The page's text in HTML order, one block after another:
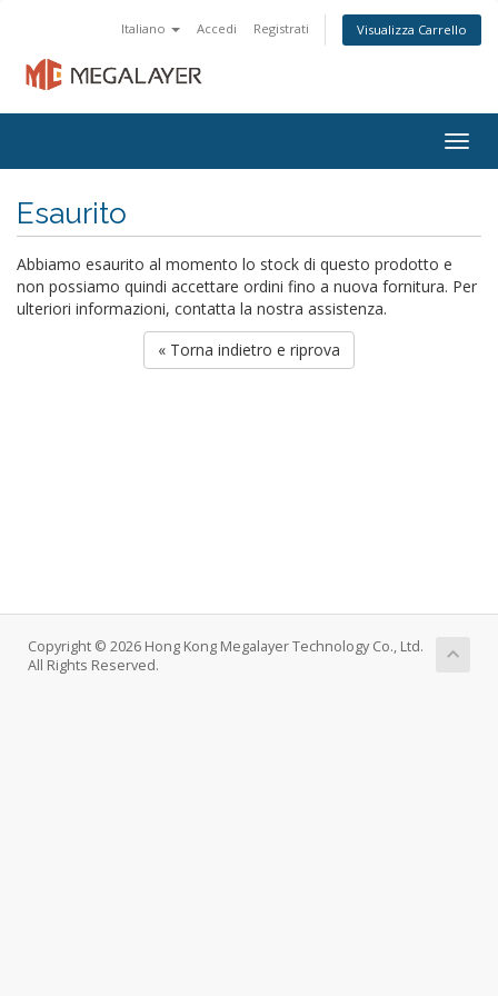
Italiano Accedi Registrati Visualizza Carrello
Esaurito
Abbiamo esaurito al momento lo stock di questo prodotto e
non possiamo quindi accettare ordini fino a nuova fornitura. Per
ulteriori informazioni, contatta la nostra assistenza.
« Torna indietro e riprova
Copyright © 2026 Hong Kong Megalayer Technology Co., Ltd.
All Rights Reserved.